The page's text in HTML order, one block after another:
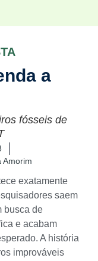
a
fósseis de
exatamente
saem
busca de
e acabam
A história
improváveis